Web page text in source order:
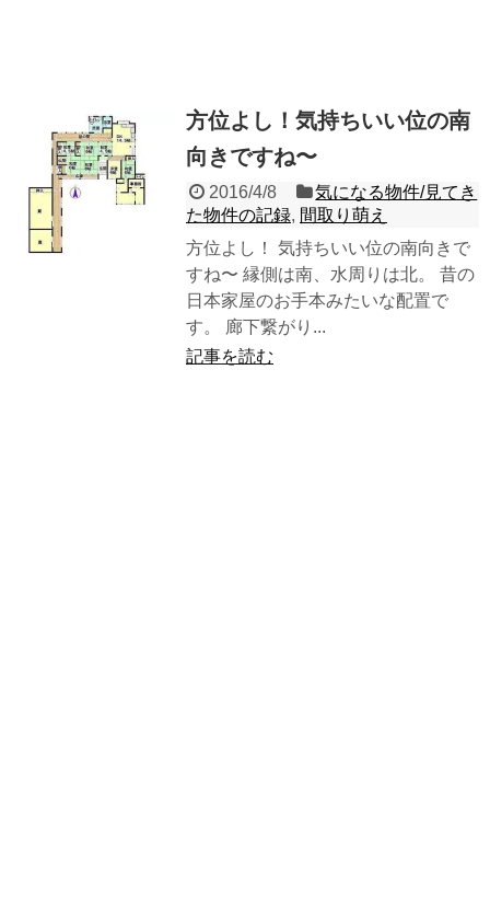
方位よし！気持ちいい位の南
向きですね〜
2016/4/8
気になる物件/見てき
た物件の記録, 間取り萌え
方位よし！ 気持ちいい位の南向きで
すね〜 縁側は南、水周りは北。 昔の
日本家屋のお手本みたいな配置で
す。 廊下繋がり...
記事を読む